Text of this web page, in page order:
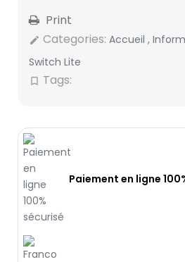
Print
edit Categories: Accueil ,
Switch Lite
bookmark_border Tags:
Paiement en ligne